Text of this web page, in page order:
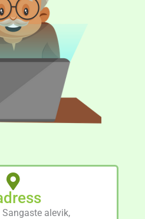
Sangaste alevik,